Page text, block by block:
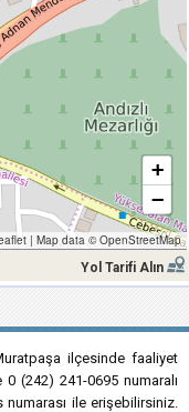
+
−
| Map data © OpenStreetMap
Yol Tarifi Alın
ilçesinde faaliyet
(242) 241-0695 numaralı
numarası ile erişebilirsiniz.